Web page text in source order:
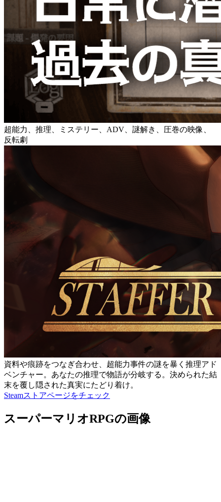
超能力、推理、ミステリー、ADV、謎解き、圧巻の映像、
反転劇
資料や痕跡をつなぎ合わせ、超能力事件の謎を暴く推理アド
ベンチャー。あなたの推理で物語が分岐する。決められた結
末を覆し隠された真実にたどり着け。
Steamストアページをチェック
スーパーマリオRPGの画像